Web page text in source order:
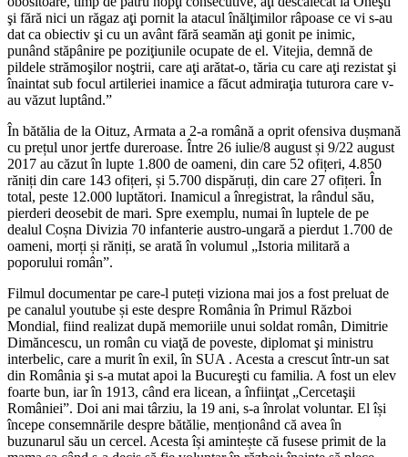
şi fără nici un răgaz aţi pornit la atacul înălţimilor râpoase ce vi s-au
dat ca obiectiv şi cu un avânt fără seamăn aţi gonit pe inimic,
punând stăpânire pe poziţiunile ocupate de el. Vitejia, demnă de
pildele strămoşilor noştrii, care aţi arătat-o, tăria cu care aţi rezistat şi
înaintat sub focul artileriei inamice a făcut admiraţia tuturora care v-
au văzut luptând.”
În bătălia de la Oituz, Armata a 2-a română a oprit ofensiva dușmană
cu prețul unor jertfe dureroase. Între 26 iulie/8 august și 9/22 august
2017 au căzut în lupte 1.800 de oameni, din care 52 ofițeri, 4.850
răniți din care 143 ofițeri, și 5.700 dispăruți, din care 27 ofițeri. În
total, peste 12.000 luptători. Inamicul a înregistrat, la rândul său,
pierderi deosebit de mari. Spre exemplu, numai în luptele de pe
dealul Coșna Divizia 70 infanterie austro-ungară a pierdut 1.700 de
oameni, morți și răniți, se arată în volumul „Istoria militară a
poporului român”.
Filmul documentar pe care-l puteți viziona mai jos a fost preluat de
pe canalul youtube și este despre România în Primul Război
Mondial, fiind realizat după memoriile unui soldat român, Dimitrie
Dimăncescu, un român cu viaţă de poveste, diplomat şi ministru
interbelic, care a murit în exil, în SUA . Acesta a crescut într-un sat
din România şi s-a mutat apoi la Bucureşti cu familia. A fost un elev
foarte bun, iar în 1913, când era licean, a înfiinţat „Cercetaşii
României”. Doi ani mai târziu, la 19 ani, s-a înrolat voluntar. El își
începe consemnările despre bătălie, menționând că avea în
buzunarul său un cercel. Acesta își amintește că fusese primit de la